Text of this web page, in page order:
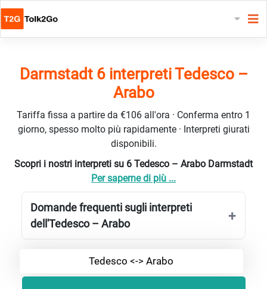
Darmstadt 6 interpreti Tedesco –
Arabo
Tariffa fissa a partire da €106 all'ora · Conferma entro 1
giorno, spesso molto più rapidamente · Interpreti giurati
disponibili.
Scopri i nostri interpreti su 6 Tedesco – Arabo Darmstadt
Per saperne di più ...
Domande frequenti sugli interpreti
dell'Tedesco – Arabo
Tedesco <-> Arabo